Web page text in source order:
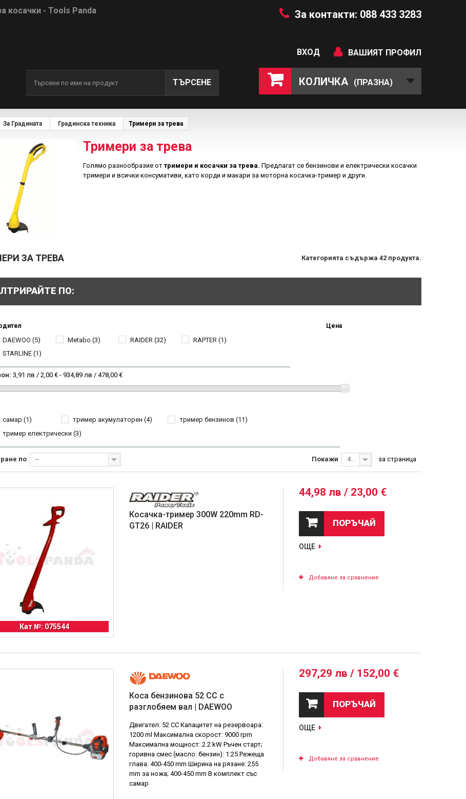
косачки - Tools Panda За контакти: 088 433 3283
ВАШИЯТ ПРОФИЛ
ВХОД
КОЛИЧКА (ПРАЗНА)
ТЪРСЕНЕ
За Градината Градинска техника Тримери за трева
Тримери за трева
Голямо разнообразие оттримери и косачки за трева. Предлагат се бензинови и електрически косачки
тримери и всички консумативи, като корди и макари за моторна косачка-тример и други.
ЗА ТРЕВА Категорията съдържа 42 продукта.
ПО:
DAEWOO (5) Metabo (3) RAIDER (32) RAPTER (1)
STARLINE (1)
Цена
3,91 лв / 2,00 € - 934,89 лв / 478,00 €
самар (1) тример акумулаторен (4) тример бензинов (11)
тример електрически (3)
по -- Покажи за страница
Кат №: 075544
Косачка-тример 300W 220mm RD-
GT26 | RAIDER
44,98 лв / 23,00 €
ПОРЪЧАЙ
ОЩЕ
Добавяне за сравнение
Коса бензинова 52 CC с
разглобяем вал | DAEWOO
Двигател: 52 CC Капацитет на резервоара:
1200 ml Максимална скорост: 9000 rpm
Максимална мощност: 2.2 kW Ръчен старт;
горивна смес (масло: бензин): 1:25 Режеща
глава: 400-450 mm Ширина на рязане: 255
mm за ножа; 400-450 mm В комплект със
самар
297,29 лв / 152,00 €
ПОРЪЧАЙ
ОЩЕ
Добавяне за сравнение